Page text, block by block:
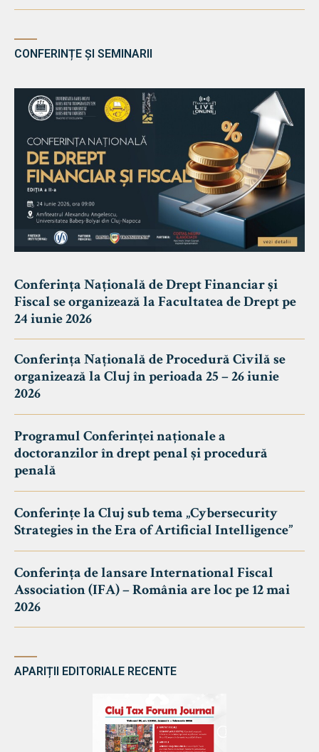
CONFERINȚE ȘI SEMINARII
Conferința Națională de Drept Financiar și
Fiscal se organizează la Facultatea de Drept pe
24 iunie 2026
Conferința Națională de Procedură Civilă se
organizează la Cluj în perioada 25 – 26 iunie
2026
Programul Conferinței naționale a
doctoranzilor în drept penal și procedură
penală
Conferințe la Cluj sub tema „Cybersecurity
Strategies in the Era of Artificial Intelligence”
Conferința de lansare International Fiscal
Association (IFA) – România are loc pe 12 mai
2026
APARIȚII EDITORIALE RECENTE